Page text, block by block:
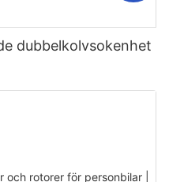
dubbelkolvsokenhet